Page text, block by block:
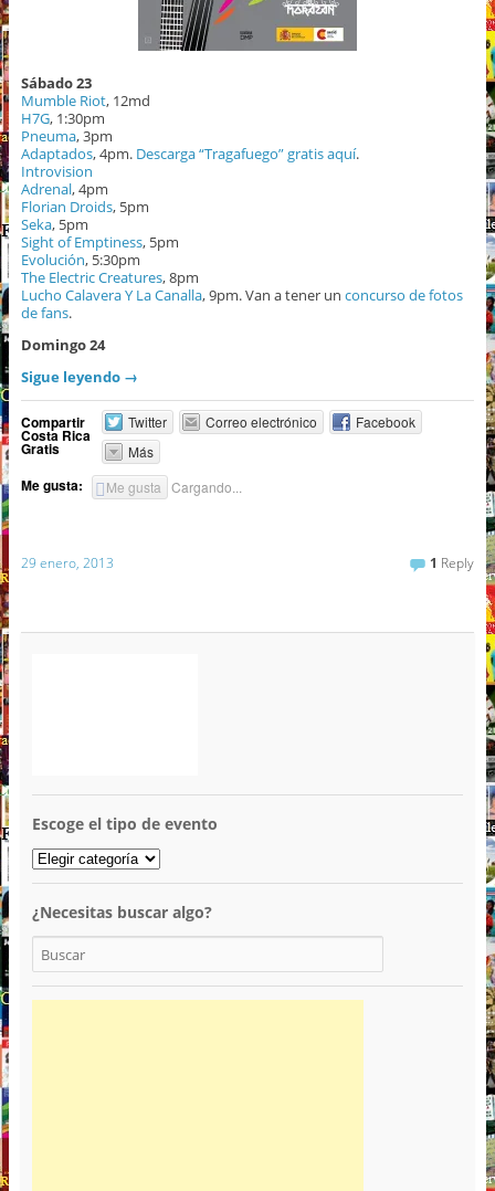
Sábado23
Mumble Riot, 12md
H7G, 1:30pm
Pneuma, 3pm
Adaptados, 4pm. Descarga “Tragafuego” gratis aquí.
Introvision
Adrenal, 4pm
Florian Droids, 5pm
Seka, 5pm
Sight of Emptiness, 5pm
Evolución, 5:30pm
The Electric Creatures, 8pm
Lucho Calavera Y La Canalla, 9pm. Van a tener un concurso de fotos
de fans.
Domingo 24
Sigue leyendo →
Compartir
Costa Rica
Gratis
Twitter Correo electrónico
Facebook
Más
Me gusta: Me gusta Cargando...
29 enero, 2013 1 Reply
Escoge el tipo de evento
¿Necesitas buscar algo?